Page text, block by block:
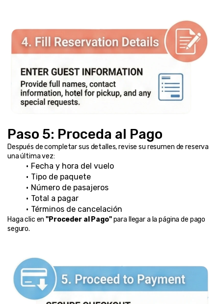
Paso 5: Proceda al Pago
Después de completar sus detalles, revise su resumen de reserva
una última vez:
Fecha y hora del vuelo
Tipo de paquete
Número de pasajeros
Total a pagar
Términos de cancelación
Haga clic en "Proceder al Pago" para llegar a la página de pago
seguro.